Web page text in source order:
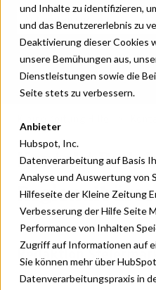
und Inhalte zu identifizieren,
und das Benutzererlebnis zu
Deaktivierung dieser Cookies
unsere Bemühungen aus,
Dienstleistungen sowie die
Seite stets zu verbessern.
Anbieter
Hubspot, Inc.
Datenverarbeitung auf Basis
Analyse und Auswertung von
Hilfeseite der Kleine Zeitung
Verbesserung der Hilfe Seite
Performance von Inhalten
Zugriff auf Informationen auf
Sie können mehr über
Datenverarbeitungspraxis in
Es gibt keine Vorschläge, da
Kontakt
Regionalbüros